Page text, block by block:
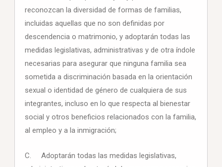
reconozcan la diversidad de formas de familias,
incluidas aquellas que no son definidas por
descendencia o matrimonio, y adoptarán todas las
medidas legislativas, administrativas y de otra índole
necesarias para asegurar que ninguna familia sea
sometida a discriminación basada en la orientación
sexual o identidad de género de cualquiera de sus
integrantes, incluso en lo que respecta al bienestar
social y otros beneficios relacionados con la familia,
al empleo y a la inmigración;
C. Adoptarán todas las medidas legislativas,